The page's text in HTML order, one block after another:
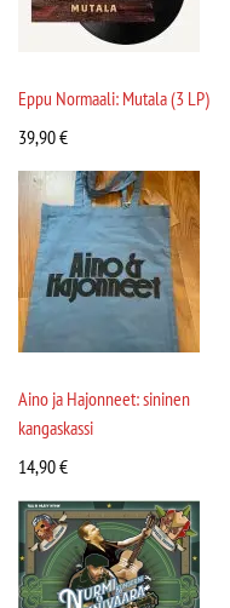
Eppu Normaali: Mutala (3 LP)
39,90€
Aino ja Hajonneet: sininen
kangaskassi
14,90€